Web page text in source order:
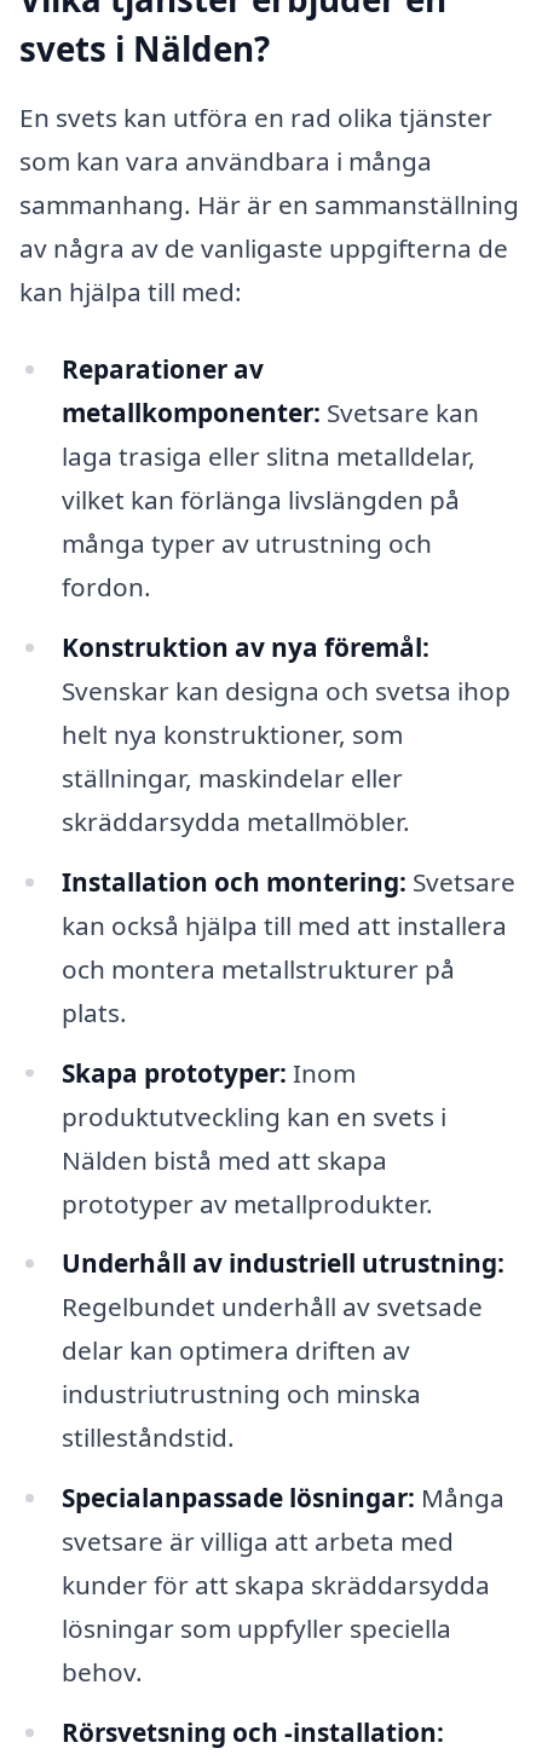
svets i Nälden?
En svets kan utföra en rad olika tjänster
som kan vara användbara i många
sammanhang. Här är en sammanställning
av några av de vanligaste uppgifterna de
kan hjälpa till med:
Reparationer av
metallkomponenter: Svetsare kan
laga trasiga eller slitna metalldelar,
vilket kan förlänga livslängden på
många typer av utrustning och
fordon.
Konstruktion av nya föremål:
Svenskar kan designa och svetsa ihop
helt nya konstruktioner, som
ställningar, maskindelar eller
skräddarsydda metallmöbler.
Installation och montering: Svetsare
kan också hjälpa till med att installera
och montera metallstrukturer på
plats.
Skapa prototyper: Inom
produktutveckling kan en svets i
Nälden bistå med att skapa
prototyper av metallprodukter.
Underhåll av industriell utrustning:
Regelbundet underhåll av svetsade
delar kan optimera driften av
industriutrustning och minska
stilleståndstid.
Specialanpassade lösningar: Många
svetsare är villiga att arbeta med
kunder för att skapa skräddarsydda
lösningar som uppfyller speciella
behov.
Rörsvetsning och -installation: